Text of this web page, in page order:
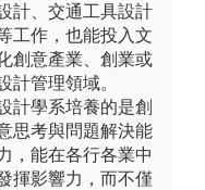
計、交通工具設計
工作，也能投入文
創意產業、創業或
計管理領域。
計學系培養的是創
思考與問題解決能
，能在各行各業中
揮影響力，而不僅